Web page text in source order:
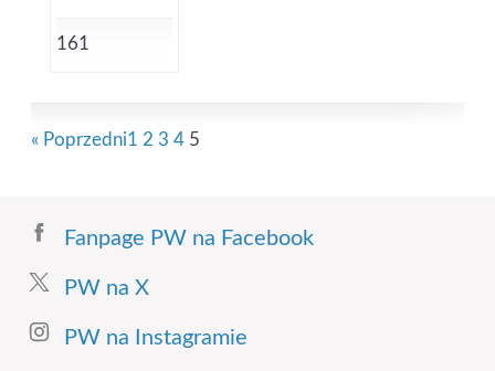
161
« Poprzedni1 2 3 4 5
Fanpage PW na Facebook
PW na X
PW na Instagramie